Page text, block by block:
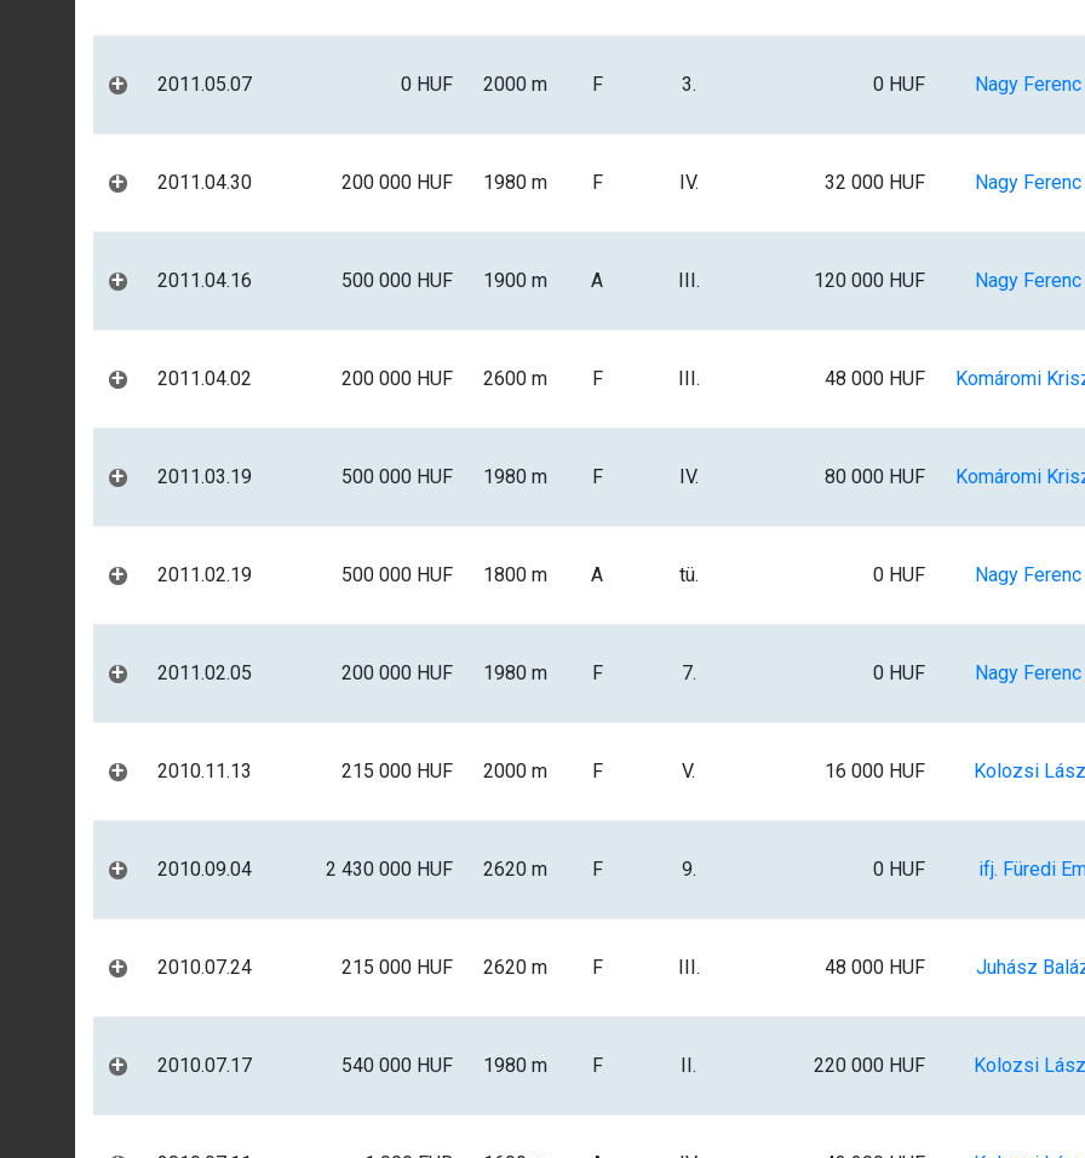
+ 2011.05.07 0 HUF 2000 m F 3. 0 HUF Nagy Ferenc
+ 2011.04.30 200 000 HUF 1980 m F IV. 32 000 HUF Nagy Ferenc
+ 2011.04.16 500 000 HUF 1900 m A III. 120 000 HUF Nagy Ferenc
+ 2011.04.02 200 000 HUF 2600 m F III. 48 000 HUF Komáromi
+ 2011.03.19 500 000 HUF 1980 m F IV. 80 000 HUF Komáromi
+ 2011.02.19 500 000 HUF 1800 m A tü. 0 HUF Nagy Ferenc
+ 2011.02.05 200 000 HUF 1980 m F 7. 0 HUF Nagy Ferenc
+ 2010.11.13 215 000 HUF 2000 m F V. 16 000 HUF Kolozsi
+ 2010.09.04 2 430 000 HUF 2620 m F 9. 0 HUF ifj. Füredi
+ 2010.07.24 215 000 HUF 2620 m F III. 48 000 HUF Juhász
+ 2010.07.17 540 000 HUF 1980 m F II. 220 000 HUF Kolozsi